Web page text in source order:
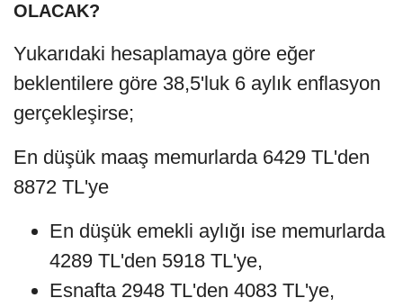
OLACAK?
Yukarıdaki hesaplamaya göre eğer
beklentilere göre 38,5'luk 6 aylık enflasyon
gerçekleşirse;
En düşük maaş memurlarda 6429 TL'den
8872 TL'ye
En düşük emekli aylığı ise memurlarda
4289 TL'den 5918 TL'ye,
Esnafta 2948 TL'den 4083 TL'ye,